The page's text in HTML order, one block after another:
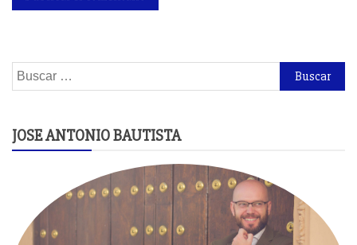
Buscar:
JOSE ANTONIO BAUTISTA